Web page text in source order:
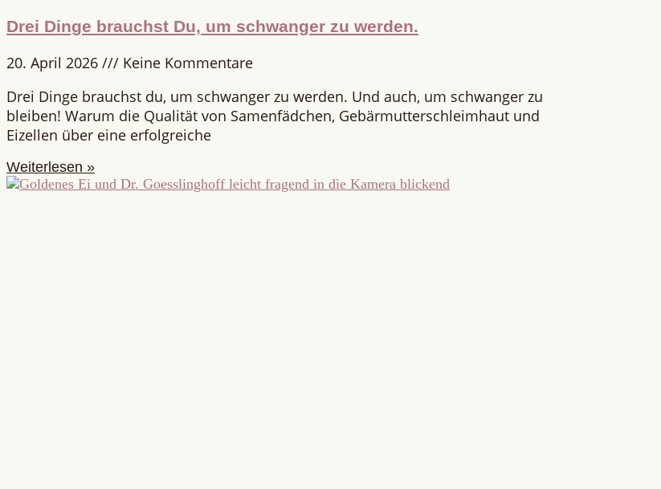
Drei Dinge brauchst Du, um schwanger zu werden.
20. April 2026
Keine Kommentare
Drei Dinge brauchst du, um schwanger zu werden. Und auch, um schwanger zu
bleiben! Warum die Qualität von Samenfädchen, Gebärmutterschleimhaut und
Eizellen über eine erfolgreiche
Weiterlesen »